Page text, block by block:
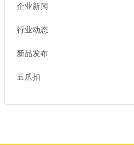
企业新闻
行业动态
新品发布
五爪扣